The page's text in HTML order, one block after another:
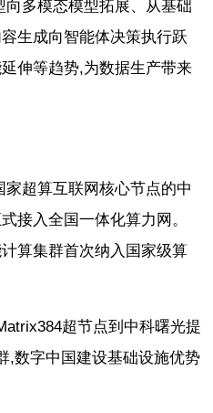
多模态模型拓展、从基础
生成向智能体决策执行跃
伸等趋势,为数据生产带来
超算互联网核心节点的中
接入全国一体化算力网。
算集群首次纳入国家级算
超节点到中科曙光提
,数字中国建设基础设施优势